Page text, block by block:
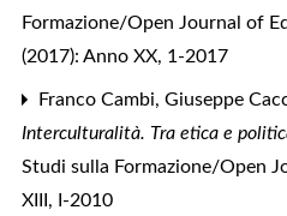
Formazione/Open Journal of
(2017): Anno XX, 1-2017
Franco Cambi, Giuseppe
Interculturalità. Tra etica e
Studi sulla Formazione/Open
XIII, I-2010